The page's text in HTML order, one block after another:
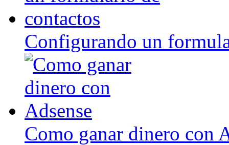
Configurando un
Como ganar dinero con